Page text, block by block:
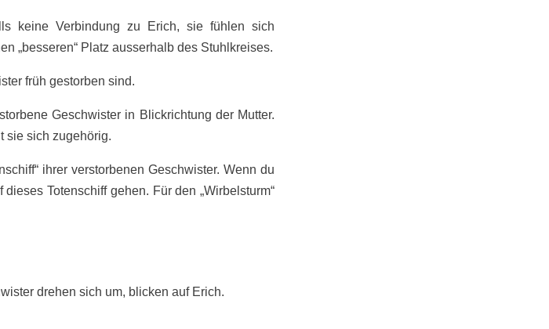
keine Verbindung zu Erich, sie fühlen sich
„besseren“ Platz ausserhalb des Stuhlkreises.
früh gestorben sind.
Geschwister in Blickrichtung der Mutter.
sie sich zugehörig.
ihrer verstorbenen Geschwister. Wenn du
Totenschiff gehen. Für den „Wirbelsturm“
drehen sich um, blicken auf Erich.